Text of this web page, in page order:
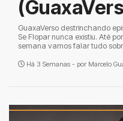
GuaxaVerso destrinchando
Se Flopar nunca existiu. Até
semana vamos falar tudo
Há 3 Semanas - por Marcelo